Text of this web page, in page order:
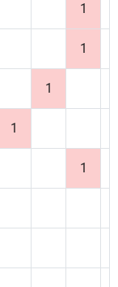
1
1
1
1
1